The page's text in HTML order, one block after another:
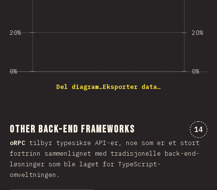
0%
20%
0%
20%
Del diagram…Eksporter data…
Other Back-end Frameworks 14
oRPC tilbyr typesikre API-er, noe som er et stort
fortrinn sammenlignet med tradisjonelle back-end-
løsninger som ble laget for TypeScript-
omveltningen.